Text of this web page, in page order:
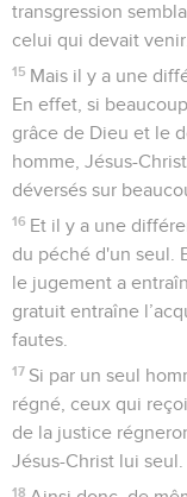
transgression
celui qui devait venir.
15 Mais il y a une
En effet, si
grâce de Dieu et le
homme, Jésus-
déversés sur
16 Et il y a une
du péché d'un seul.
le jugement a
gratuit entraîne
fautes.
17 Si par un seul
régné, ceux qui
de la justice
Jésus-Christ lui seul.
18